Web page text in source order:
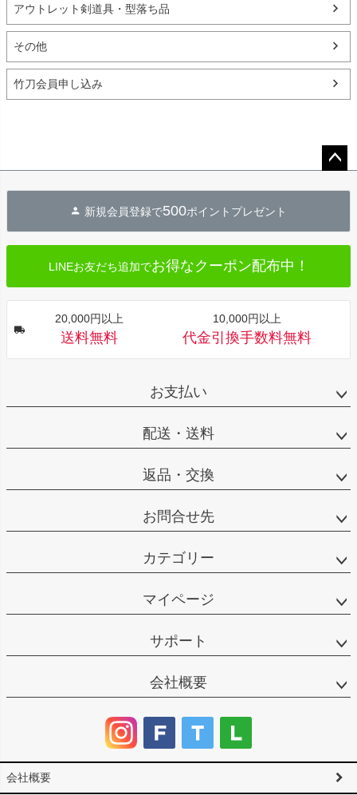
アウトレット剣道具・型落ち品
その他
竹刀会員申し込み
へ
新規会員登録で500ポイントプレゼント
LINEお友だち追加でお得なクーポン配布中！
20,000円以上
送料無料
10,000円以上
代金引換手数料無料
お支払い
配送・送料
返品・交換
お問合せ先
カテゴリー
マイページ
サポート
会社概要
会社概要